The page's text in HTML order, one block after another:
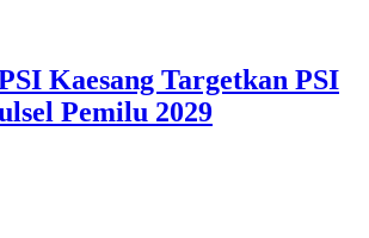
Kaesang Targetkan PSI
Pemilu 2029